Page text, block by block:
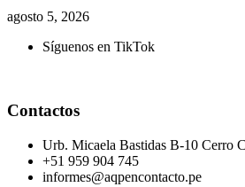
agosto 5, 2026
Síguenos en TikTok
Contactos
Urb. Micaela Bastidas B-10 Cerro
+51 959 904 745
informes@aqpencontacto.pe